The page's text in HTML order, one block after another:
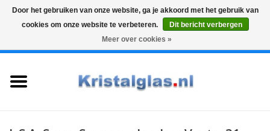
Graveren
Karaffen
Door het gebruiken van onze website, ga je akkoord met het gebruik van
cookies om onze website te verbeteren.
Dit bericht verbergen
Meer over cookies »